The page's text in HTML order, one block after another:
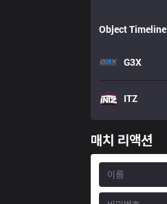
Object Timeline
G3X
ITZ
매치 리액션